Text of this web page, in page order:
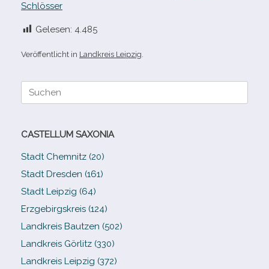
Schlösser
Gelesen: 4.485
Veröffentlicht in Landkreis Leipzig
Suche
CASTELLUM SAXONIA
Stadt Chemnitz (20)
Stadt Dresden (161)
Stadt Leipzig (64)
Erzgebirgskreis (124)
Landkreis Bautzen (502)
Landkreis Görlitz (330)
Landkreis Leipzig (372)